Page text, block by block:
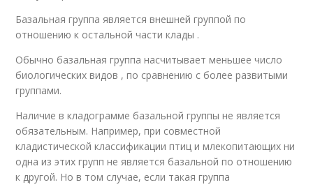
Базальная группа является внешней группой по
отношению к остальной части клады .
Обычно базальная группа насчитывает меньшее число
биологических видов , по сравнению с более развитыми
группами.
Наличие в кладограмме базальной группы не является
обязательным. Например, при совместной
кладистической классификации птиц и млекопитающих ни
одна из этих групп не является базальной по отношению
к другой. Но в том случае, если такая группа